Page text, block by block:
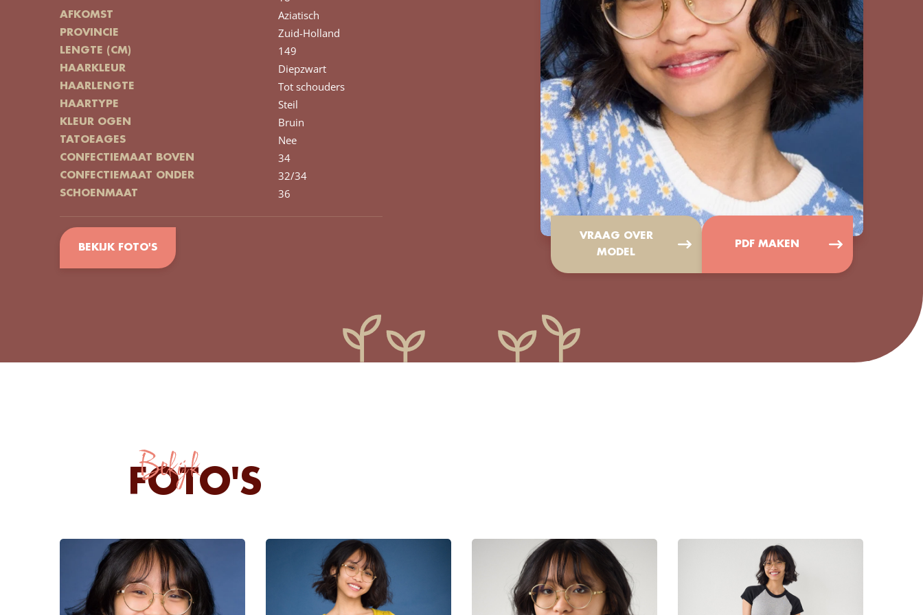
VRAAG OVER
MODEL
PDF MAKEN
AFKOMST Aziatisch
PROVINCIE Zuid-Holland
LENGTE (CM) 149
HAARKLEUR Diepzwart
HAARLENGTE Tot schouders
HAARTYPE Steil
KLEUR OGEN Bruin
TATOEAGES Nee
CONFECTIEMAAT BOVEN 34
CONFECTIEMAAT ONDER 32/34
SCHOENMAAT 36
BEKIJK FOTO'S
Bekijk
FOTO'S